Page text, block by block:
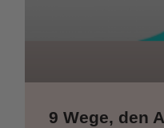
9 Wege, den